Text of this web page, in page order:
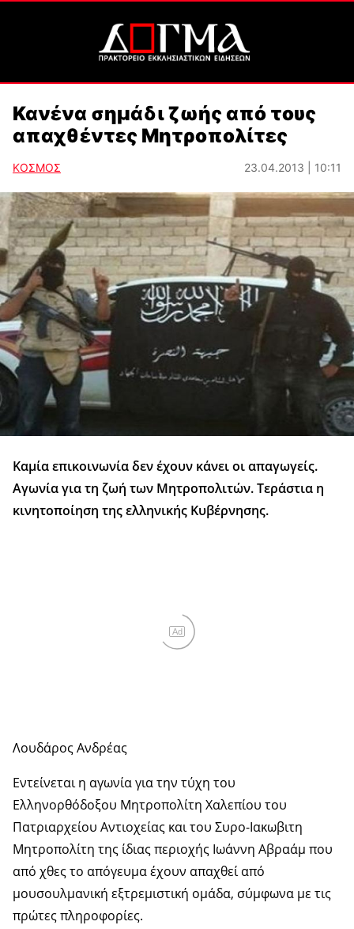
Κανένα σημάδι ζωής από τους
απαχθέντες Μητροπολίτες
ΚΟΣΜΟΣ 23.04.2013 | 10:11
Καμία επικοινωνία δεν έχουν κάνει οι απαγωγείς.
Αγωνία για τη ζωή των Μητροπολιτών. Τεράστια η
κινητοποίηση της ελληνικής Κυβέρνησης.
Ad
Λουδάρος Ανδρέας
Εντείνεται η αγωνία για την τύχη του
Ελληνορθόδοξου Μητροπολίτη Χαλεπίου του
Πατριαρχείου Αντιοχείας και του Συρο-Ιακωβιτη
Μητροπολίτη της ίδιας περιοχής Ιωάννη Αβραάμ που
από χθες το απόγευμα έχουν απαχθεί από
μουσουλμανική εξτρεμιστική ομάδα, σύμφωνα με τις
πρώτες πληροφορίες.